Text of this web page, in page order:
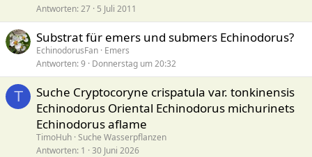
Antworten 27 5 Juli 2011
Substrat für emers und submers Echinodorus?
EchinodorusFan Emers
Antworten 9 Donnerstag um 20:32
T
Suche Cryptocoryne crispatula var. tonkinensis
Echinodorus Oriental Echinodorus michurinets
Echinodorus aflame
TimoHuh Suche Wasserpflanzen
Antworten 1 30 Juni 2026